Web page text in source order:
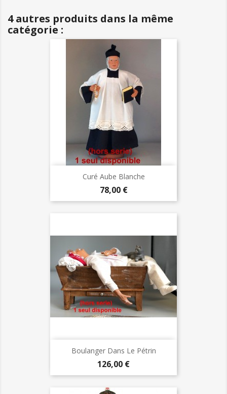
4 autres produits dans la même
catégorie :
Curé Aube Blanche
Prix
78,00 €
Boulanger Dans Le Pétrin
Prix
126,00 €